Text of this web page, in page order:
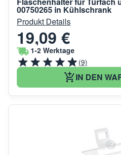
00750265 in Kühlschrank
Produkt Details
19,09 €
1-2 Werktage
(9)
IN DEN